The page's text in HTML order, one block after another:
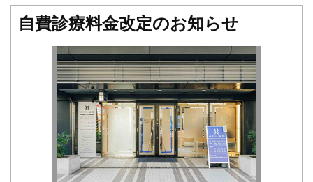
自費診療料金改定のお知らせ